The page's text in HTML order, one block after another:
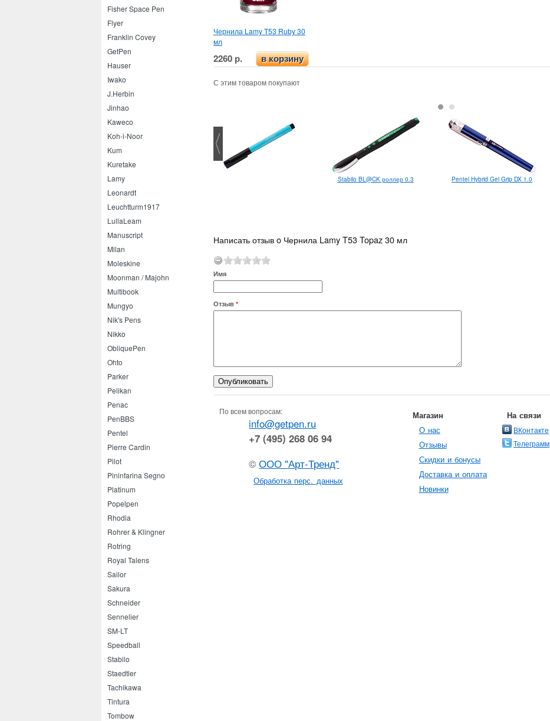
Fisher Space Pen
Flyer
Franklin Covey
GetPen
Hauser
Iwako
J.Herbin
Jinhao
Kaweco
Koh-i-Noor
Kum
Kuretake
Lamy
Leonardt
Leuchtturm1917
LullaLeam
Manuscript
Milan
Moleskine
Moonman / Majohn
Multibook
Mungyo
Nik's Pens
Nikko
ObliquePen
Ohto
Parker
Pelikan
Penac
PenBBS
Pentel
Pierre Cardin
Pilot
Pininfarina Segno
Platinum
Popelpen
Rhodia
Rohrer & Klingner
Rotring
Royal Talens
Sailor
Sakura
Schneider
Sennelier
SM-LT
Speedball
Stabilo
Staedtler
Tachikawa
Tintura
Tombow
Чернила Lamy T53 Ruby 30
мл
2260 р. в корзину
С этим товаром покупают
Uni Chalk Marker 2.5 мм Stabilo BL@CK роллер 0.3 Pentel Hybrid Gel Grip DX 1.0
Написать отзыв o Чернила Lamy T53 Topaz 30 мл
Имя
Отзыв *
По всем вопросам:
info@getpen.ru
+7 (495) 268 06 94
©ООО "Арт-Тренд"
Обработка перс. данных
Магазин
О нас
Отзывы
Скидки и бонусы
Доставка и оплата
Новинки
На связи
ВКонтакте
Телеграмм